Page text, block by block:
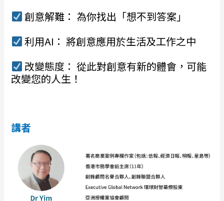
創意解難： 為你找出「想不到答案」
利用AI： 將創意應用於生活及工作之中
改變態度： 從此對創意有新的體會，可能
改變您的人生！
講者